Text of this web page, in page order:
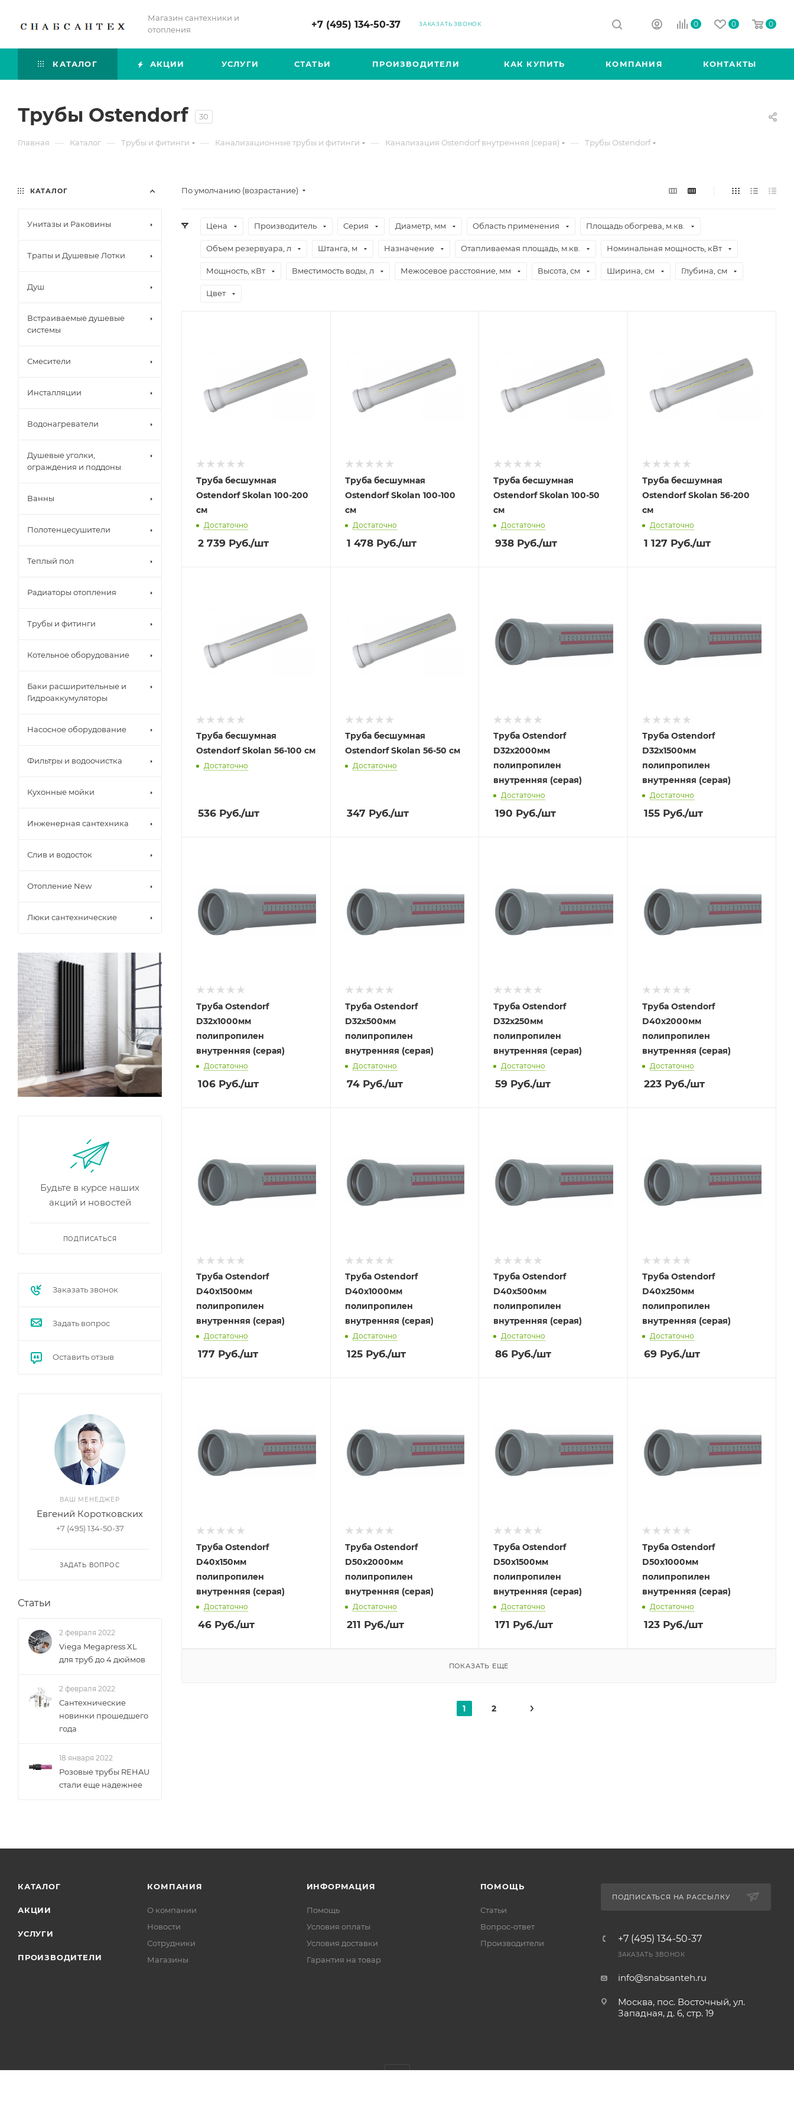
Магазин сантехники и
отопления
+7 (495) 134-50-37 ЗАКАЗАТЬ ЗВОНОК 0 0 0
КАТАЛОГ АКЦИИ УСЛУГИ СТАТЬИ ПРОИЗВОДИТЕЛИ КАК КУПИТЬ КОМПАНИЯ КОНТАКТЫ
Трубы Ostendorf 30
Главная — Каталог — Трубы и фитинги — Канализационные трубы и фитинги — Канализация Ostendorf внутренняя (серая) — Трубы Ostendorf
По умолчанию (возрастание)
Цена Производитель Серия Диаметр, мм Область применения Площадь обогрева, м.кв.
Объем резервуара, л Штанга, м Назначение Отапливаемая площадь, м.кв. Номинальная мощность, кВт
Мощность, кВт Вместимость воды, л Межосевое расстояние, мм Высота, см Ширина, см Глубина, см
Цвет
Труба бесшумная
Ostendorf Skolan 100-200
см
Достаточно
2 739 Руб./шт
Труба бесшумная
Ostendorf Skolan 100-100
см
Достаточно
1 478Руб./шт
Труба бесшумная
Ostendorf Skolan 100-50
см
Достаточно
938 Руб./шт
Труба бесшумная
Ostendorf Skolan 56-200
см
Достаточно
1 127 Руб./шт
Труба бесшумная
Ostendorf Skolan 56-100 см
Достаточно
536 Руб./шт
Труба бесшумная
Ostendorf Skolan 56-50 см
Достаточно
347 Руб./шт
Труба Ostendorf
D32х2000мм
полипропилен
внутренняя (серая)
Достаточно
190 Руб./шт
Труба Ostendorf
D32х1500мм
полипропилен
внутренняя (серая)
Достаточно
155Руб./шт
Труба Ostendorf
D32х1000мм
полипропилен
внутренняя (серая)
Достаточно
106 Руб./шт
Труба Ostendorf
D32х500мм
полипропилен
внутренняя (серая)
Достаточно
74Руб./шт
Труба Ostendorf
D32х250мм
полипропилен
внутренняя (серая)
Достаточно
59 Руб./шт
Труба Ostendorf
D40х2000мм
полипропилен
внутренняя (серая)
Достаточно
223Руб./шт
Труба Ostendorf
D40х1500мм
полипропилен
внутренняя (серая)
Достаточно
177 Руб./шт
Труба Ostendorf
D40х1000мм
полипропилен
внутренняя (серая)
Достаточно
125Руб./шт
Труба Ostendorf
D40х500мм
полипропилен
внутренняя (серая)
Достаточно
86 Руб./шт
Труба Ostendorf
D40х250мм
полипропилен
внутренняя (серая)
Достаточно
69Руб./шт
Труба Ostendorf
D40х150мм
полипропилен
внутренняя (серая)
Достаточно
46 Руб./шт
Труба Ostendorf
D50х2000мм
полипропилен
внутренняя (серая)
Достаточно
211 Руб./шт
Труба Ostendorf
D50х1500мм
полипропилен
внутренняя (серая)
Достаточно
171 Руб./шт
Труба Ostendorf
D50х1000мм
полипропилен
внутренняя (серая)
Достаточно
123Руб./шт
ПОКАЗАТЬ ЕЩЕ
1 2
КАТАЛОГ
Унитазы и Раковины
Трапы и Душевые Лотки
Душ
Встраиваемые душевые
системы
Смесители
Инсталляции
Водонагреватели
Душевые уголки,
ограждения и поддоны
Ванны
Полотенцесушители
Теплый пол
Радиаторы отопления
Трубы и фитинги
Котельное оборудование
Баки расширительные и
Гидроаккумуляторы
Насосное оборудование
Фильтры и водоочистка
Кухонные мойки
Инженерная сантехника
Слив и водосток
Отопление New
Люки сантехнические
Будьте в курсе наших
акций и новостей
ПОДПИСАТЬСЯ
Заказать звонок
Задать вопрос
Оставить отзыв
ВАШ МЕНЕДЖЕР
Евгений Коротковских
+7 (495) 134-50-37
ЗАДАТЬ ВОПРОС
Статьи
2 февраля 2022
Viega Megapress XL
для труб до 4 дюймов
2 февраля 2022
Сантехнические
новинки прошедшего
года
18 января 2022
Розовые трубы REHAU
стали еще надежнее
КАТАЛОГ
АКЦИИ
УСЛУГИ
ПРОИЗВОДИТЕЛИ
КОМПАНИЯ
О компании
Новости
Сотрудники
Магазины
ИНФОРМАЦИЯ
Помощь
Условия оплаты
Условия доставки
Гарантия на товар
ПОМОЩЬ
Статьи
Вопрос-ответ
Производители
ПОДПИСАТЬСЯ НА РАССЫЛКУ
+7 (495) 134-50-37
ЗАКАЗАТЬ ЗВОНОК
info@snabsanteh.ru
Москва, пос. Восточный, ул.
Западная, д. 6, стр. 19